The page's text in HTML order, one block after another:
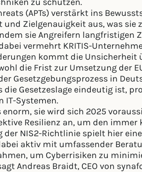
(APTs) verstärkt ins
Zielgenauigkeit aus, was sie
sie Angreifern langfristigen
vermehrt KRITIS-
kommt die Unsicherheit
die Frist zur Umsetzung der
Gesetzgebungsprozess in
Gesetzeslage eindeutig ist,
IT-Systemen.
enorm, sie wird sich 2025
Resilienz an, um den immer
der NIS2-Richtlinie spielt hier
aktiv mit umfassender
um Cyberrisiken zu
Andreas Braidt, CEO von